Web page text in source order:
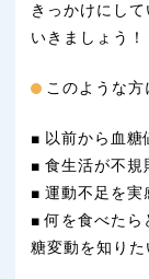
きっかけにし
いきましょう！
このような方
■ 以前から血糖
■ 食生活が不規
■ 運動不足を実
■ 何を食べたら
糖変動を知りた